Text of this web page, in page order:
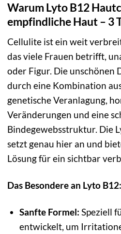
Warum Lyto B12
empfindliche Haut – 3
Cellulite ist ein weit
das viele Frauen betrifft,
oder Figur. Die unschönen
durch eine Kombination
genetische Veranlagung,
Veränderungen und eine
Bindegewebsstruktur. Die
setzt genau hier an und
Lösung für ein sichtbar
Das Besondere an Lyto B12:
Sanfte Formel: Speziell
entwickelt, um